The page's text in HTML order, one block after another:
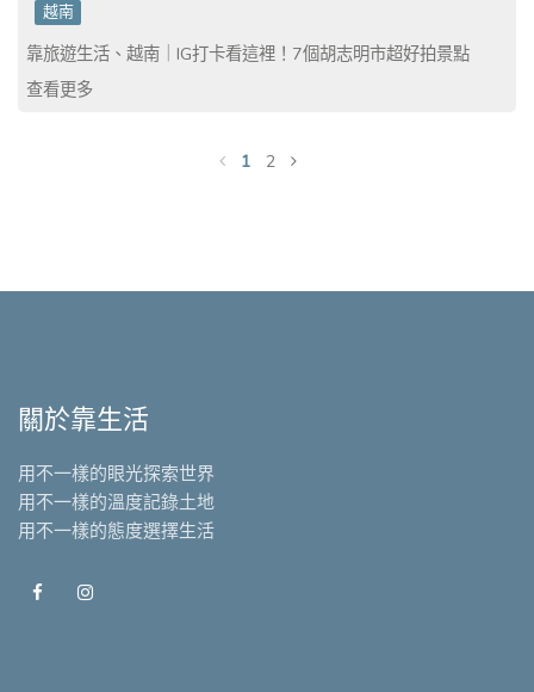
越南
靠旅遊生活、越南｜IG打卡看這裡！7個胡志明市超好拍景點
查看更多
1 2
關於靠生活
用不一樣的眼光探索世界
用不一樣的溫度記錄土地
用不一樣的態度選擇生活